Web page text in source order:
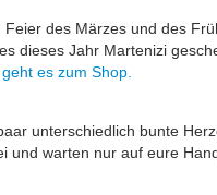
Feier des Märzes und des
dieses Jahr Martenizi
es zum Shop.
unterschiedlich bunte
und warten nur auf eure